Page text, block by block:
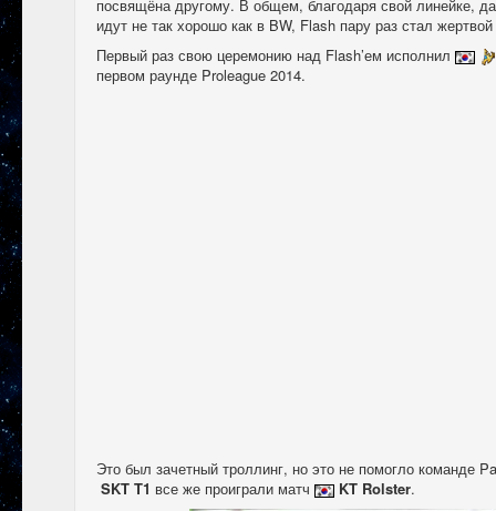
посвящёна другому. В общем, благодаря свой линейке,
идут не так хорошо как в BW, Flash пару раз стал
Первый раз свою церемонию над Flash’ем исполнил
первом раунде Proleague 2014.
Это был зачетный троллинг, но это не помогло команде
SKT T1 все же проиграли матч KT Rolster.